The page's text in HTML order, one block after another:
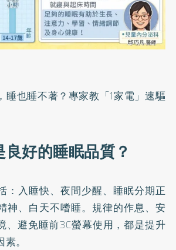
睡也睡不著？專家教「1家電」速驅
好的睡眠品質？
：入睡快、夜間少醒、睡眠分期正
神、白天不嗜睡。規律的作息、安
、避免睡前3C螢幕使用，都是提升
。